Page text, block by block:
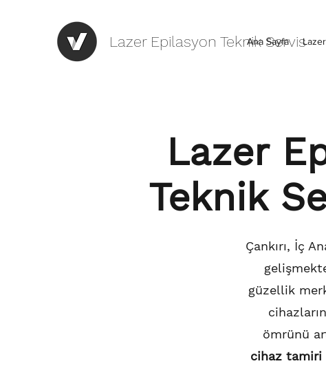
Lazer Epilasyon Teknik Servis
Ana Sayfa
Lazer
Teknik
Çankırı, İç
güzellik
ömrünü
cihaz tamiri